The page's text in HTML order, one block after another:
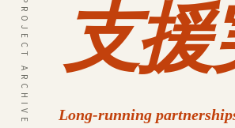
支
Long-running